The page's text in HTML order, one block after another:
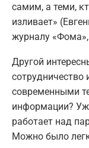
самим, а теми,
изливает»
журналу
Другой
сотрудничество
современными
информации?
работает над
Можно было